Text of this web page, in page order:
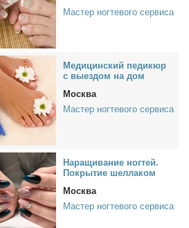
Мастер ногтевого сервиса
Ме­ди­цин­ский пе­ди­кюр
с вы­ез­дом на дом
Москва
Мастер ногтевого сервиса
На­ра­щи­ва­ние ног­тей.
По­кры­тие шел­ла­ком
Москва
Мастер ногтевого сервиса